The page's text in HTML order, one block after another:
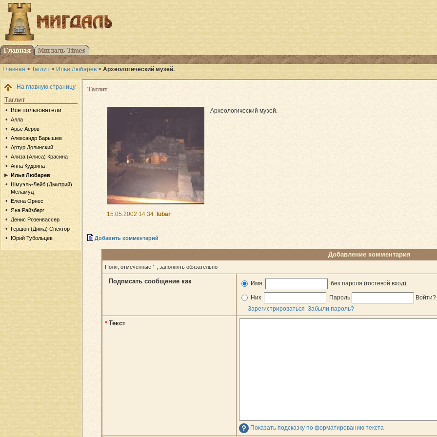
Главная > Таглит > Илья Любарев > Археологический музей.
На главную страницу
Таглит
Все пользователи
Алла
Арье Аеров
Александр Барышев
Артур Долинский
Ализа (Алиса) Красина
Анна Кудрина
Илья Любарев
Шмуэль-Лейб (Дмитрий)
Меламуд
Елена Орнес
Яна Райзберг
Денис Розенвассер
Гершон (Дима) Спектор
Юрий Тубольцев
Таглит
Археологический музей.
15.05.2002 14:34 lubar
Добавить комментарий
Добавление комментария
Поля, отмеченные * , заполнять обязательно
Подписать сообщение как Имя без пароля (гостевой вход)
Ник Пароль
Войти?
Зарегистрироваться Забыли пароль?
* Текст
Показать подсказку по форматированию текста